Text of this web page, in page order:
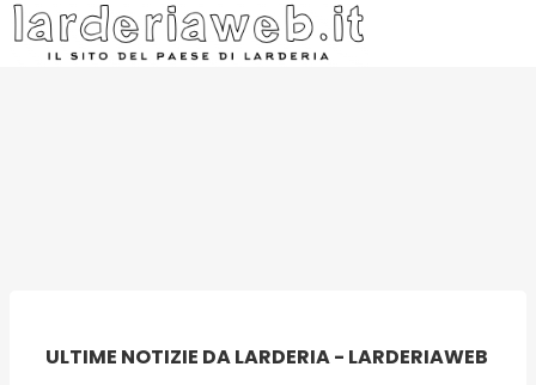
ULTIME NOTIZIE DA LARDERIA - LARDERIAWEB